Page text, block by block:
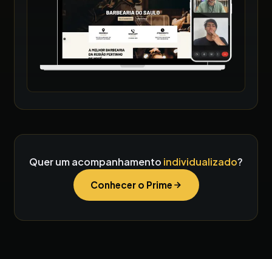
Quer um acompanhamento individualizado?
Conhecer o Prime